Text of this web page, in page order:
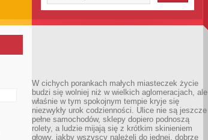
W cichych porankach małych miasteczek życie
budzi się wolniej niż w wielkich aglomeracjach, ale
właśnie w tym spokojnym tempie kryje się
niezwykły urok codzienności. Ulice nie są jeszcze
pełne samochodów, sklepy dopiero podnoszą
rolety, a ludzie mijają się z krótkim skinieniem
głowy, jakby wszyscy należeli do jednej, dobrze